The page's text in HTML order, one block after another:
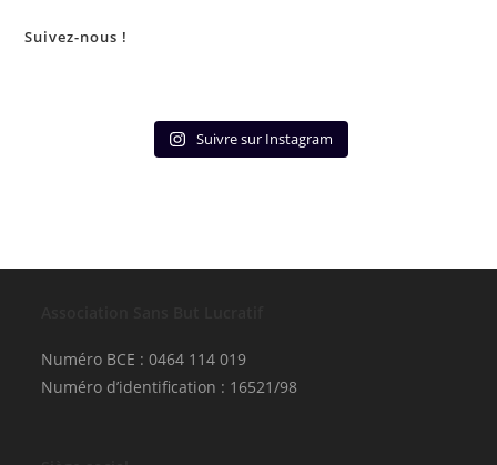
Suivez-nous !
Suivre sur Instagram
Numéro BCE : 0464 114 019
Numéro d’identification : 16521/98